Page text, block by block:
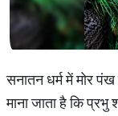
सनातन धर्म में मोर
माना जाता है कि